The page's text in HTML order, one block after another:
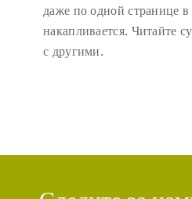
даже по одной странице в
накапливается. Читайте
с другими.